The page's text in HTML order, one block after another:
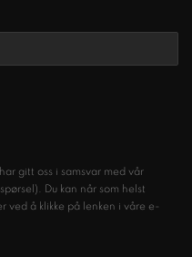
gitt oss i samsvar med vår
Du kan når som helst
ved å klikke på lenken i våre e-